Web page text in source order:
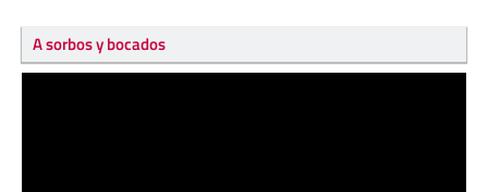
A sorbos y bocados